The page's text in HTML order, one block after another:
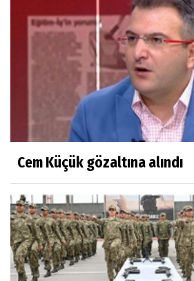
Cem Küçük gözaltına alındı